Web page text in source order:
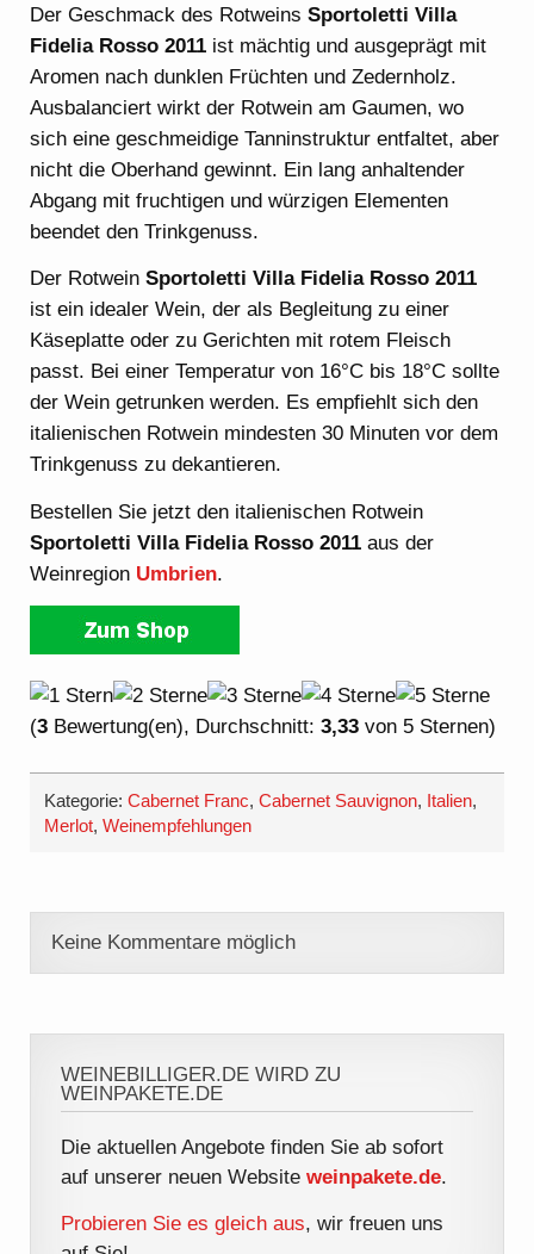
Der Geschmack des RotweinsSportoletti Villa
Fidelia Rosso 2011 ist mächtig und ausgeprägt mit
Aromen nach dunklen Früchten und Zedernholz.
Ausbalanciert wirkt der Rotwein am Gaumen, wo
sich eine geschmeidige Tanninstruktur entfaltet, aber
nicht die Oberhand gewinnt. Ein lang anhaltender
Abgang mit fruchtigen und würzigen Elementen
beendet den Trinkgenuss.
Der RotweinSportoletti Villa Fidelia Rosso 2011
ist ein idealer Wein, der als Begleitung zu einer
Käseplatte oder zu Gerichten mit rotem Fleisch
passt. Bei einer Temperatur von 16°C bis 18°C sollte
der Wein getrunken werden. Es empfiehlt sich den
italienischen Rotwein mindesten 30 Minuten vor dem
Trinkgenuss zu dekantieren.
Bestellen Sie jetzt den italienischen Rotwein
Sportoletti Villa Fidelia Rosso 2011 aus der
Weinregion Umbrien.
(3 Bewertung(en), Durchschnitt:3,33 von 5 Sternen)
Kategorie:Cabernet Franc,Cabernet Sauvignon, Italien,
Merlot,Weinempfehlungen
Keine Kommentare möglich
WEINEBILLIGER.DE WIRD ZU
WEINPAKETE.DE
Die aktuellen Angebote finden Sie ab sofort
auf unserer neuen Websiteweinpakete.de.
Probieren Sie es gleich aus, wir freuen uns